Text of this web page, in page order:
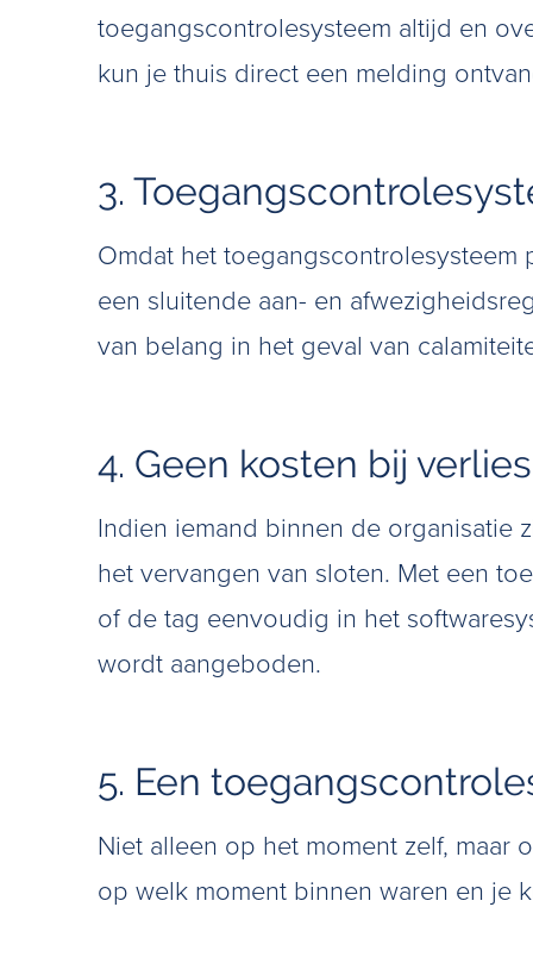
toegangscontrolesysteem altijd en
kun je thuis direct een melding
3.
Omdat het
een sluitende aan- en
van belang in het geval van
4. Geen kosten bij
Indien iemand binnen de organisatie
het vervangen van sloten. Met een
of de tag eenvoudig in het
wordt aangeboden.
5. Een
Niet alleen op het moment zelf, maar
op welk moment binnen waren en je